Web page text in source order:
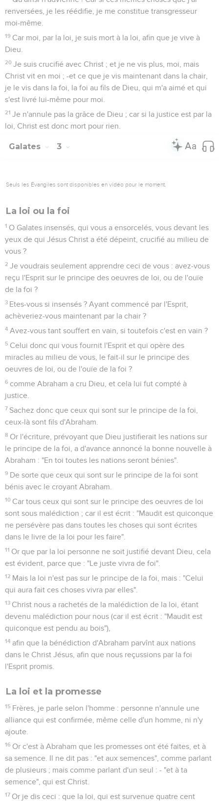
renversées, je les réédifie, je me constitue transgresseur
moi-même.
19 Car moi, par la loi, je suis mort à la loi, afin que je vive à
Dieu.
20 Je suis crucifié avec Christ ; et je ne vis plus, moi, mais
Christ vit en moi ; -et ce que je vis maintenant dans la chair,
je le vis dans la foi, la foi au fils de Dieu, qui m'a aimé et qui
s'est livré lui-même pour moi.
21 Je n'annule pas la grâce de Dieu ; car si la justice est par la
loi, Christ est donc mort pour rien.
Galates 3
Seuls les Évangiles sont disponibles en vidéo pour le moment.
La loi ou la foi
1 O Galates insensés, qui vous a ensorcelés, vous devant les
yeux de qui Jésus Christ a été dépeint, crucifié au milieu de
vous ?
2 Je voudrais seulement apprendre ceci de vous : avez-vous
reçu l'Esprit sur le principe des oeuvres de loi, ou de l'ouïe
de la foi ?
3 Etes-vous si insensés ? Ayant commencé par l'Esprit,
achèveriez-vous maintenant par la chair ?
4 Avez-vous tant souffert en vain, si toutefois c'est en vain ?
5 Celui donc qui vous fournit l'Esprit et qui opère des
miracles au milieu de vous, le fait-il sur le principe des
oeuvres de loi, ou de l'ouïe de la foi ?
6 comme Abraham a cru Dieu, et cela lui fut compté à
justice.
7 Sachez donc que ceux qui sont sur le principe de la foi,
ceux-là sont fils d'Abraham.
8 Or l'écriture, prévoyant que Dieu justifierait les nations sur
le principe de la foi, a d'avance annoncé la bonne nouvelle à
Abraham : "En toi toutes les nations seront bénies".
9 De sorte que ceux qui sont sur le principe de la foi sont
bénis avec le croyant Abraham.
10 Car tous ceux qui sont sur le principe des oeuvres de loi
sont sous malédiction ; car il est écrit : "Maudit est quiconque
ne persévère pas dans toutes les choses qui sont écrites
dans le livre de la loi pour les faire".
11 Or que par la loi personne ne soit justifié devant Dieu, cela
est évident, parce que : "Le juste vivra de foi".
12 Mais la loi n'est pas sur le principe de la foi, mais : "Celui
qui aura fait ces choses vivra par elles".
13 Christ nous a rachetés de la malédiction de la loi, étant
devenu malédiction pour nous (car il est écrit : "Maudit est
quiconque est pendu au bois"),
14 afin que la bénédiction d'Abraham parvînt aux nations
dans le Christ Jésus, afin que nous reçussions par la foi
l'Esprit promis.
La loi et la promesse
15 Frères, je parle selon l'homme : personne n'annule une
alliance qui est confirmée, même celle d'un homme, ni n'y
ajoute.
16 Or c'est à Abraham que les promesses ont été faites, et à
sa semence. Il ne dit pas : "et aux semences", comme parlant
de plusieurs ; mais comme parlant d'un seul : - "et à ta
semence", qui est Christ.
17 Or je dis ceci : que la loi, qui est survenue quatre cent